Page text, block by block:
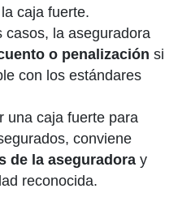
caja fuerte.
casos, la aseguradora
o penalización si
con los estándares
una caja fuerte para
conviene
de la aseguradora y
reconocida.